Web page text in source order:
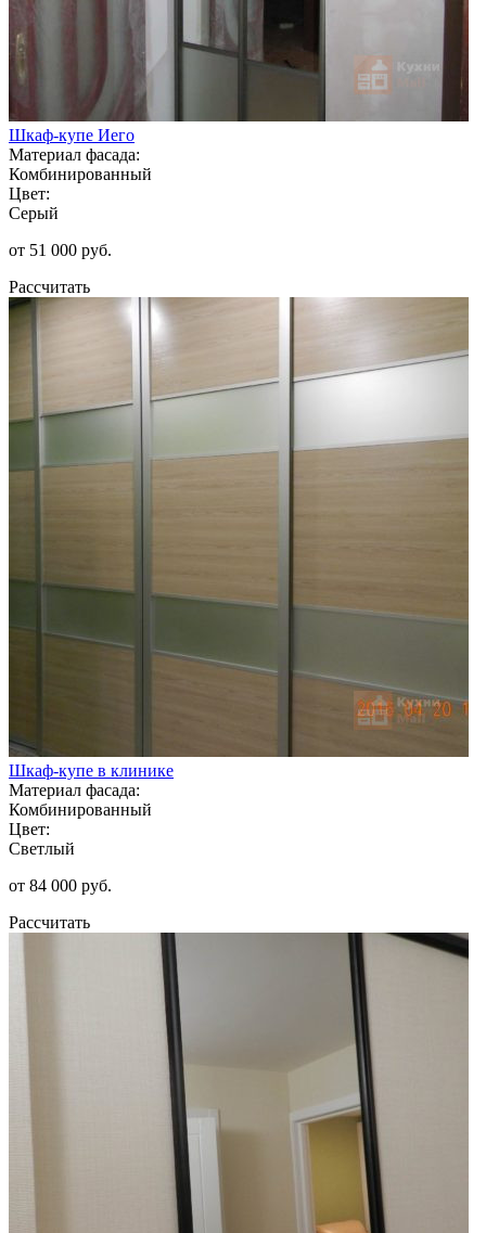
Шкаф-купе Иего
Материал фасада:
Комбинированный
Цвет:
Серый
от 51 000 руб.
Рассчитать
Шкаф-купе в клинике
Материал фасада:
Комбинированный
Цвет:
Светлый
от 84 000 руб.
Рассчитать